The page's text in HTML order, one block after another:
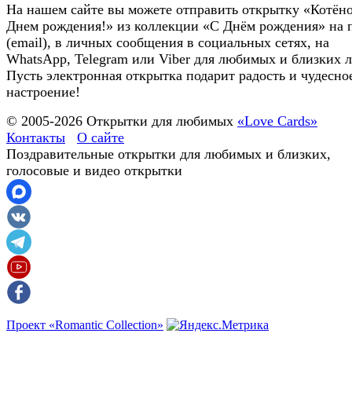
На нашем сайте вы можете отправить открытку
Днем рождения!» из коллекции «С Днём рождения» на
(email), в личных сообщения в социальных сетях, на
WhatsApp, Telegram или Viber для любимых и близких
Пусть электронная открытка подарит радость и
настроение!
© 2005-2026 Открытки для любимых «Love Cards»
Контакты
О сайте
Поздравительные открытки для любимых и близких,
голосовые и видео открытки
Проект «Romantic Collection»